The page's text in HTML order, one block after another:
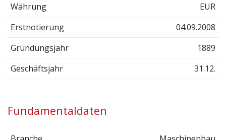
Währung
EUR
Erstnotierung
04.09.2008
Gründungsjahr
1889
Geschäftsjahr
31.12.
Fundamentaldaten